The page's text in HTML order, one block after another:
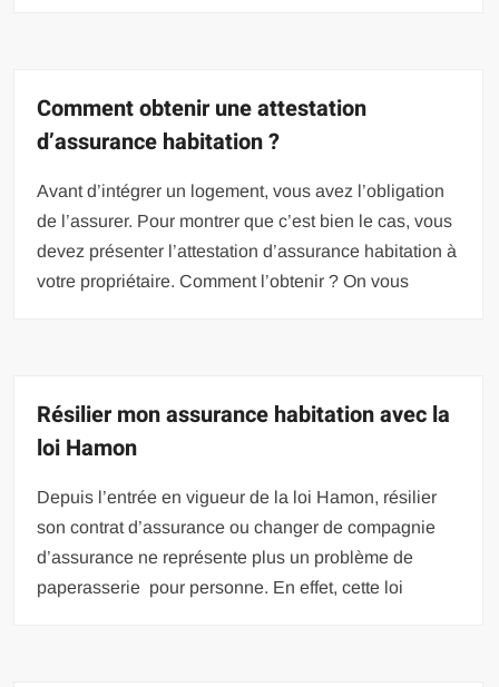
Comment obtenir une attestation
d’assurance habitation ?
Avant d’intégrer un logement, vous avez l’obligation
de l’assurer. Pour montrer que c’est bien le cas, vous
devez présenter l’attestation d’assurance habitation à
votre propriétaire. Comment l’obtenir ? On vous
Résilier mon assurance habitation avec la
loi Hamon
Depuis l’entrée en vigueur de la loi Hamon, résilier
son contrat d’assurance ou changer de compagnie
d’assurance ne représente plus un problème de
paperasserie pour personne. En effet, cette loi